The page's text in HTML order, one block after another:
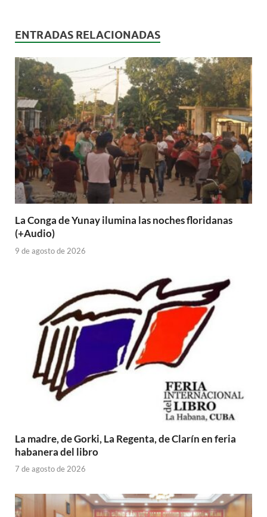
ENTRADAS RELACIONADAS
La Conga de Yunay ilumina las noches floridanas
(+Audio)
9 de agosto de 2026
La madre, de Gorki, La Regenta, de Clarín en feria
habanera del libro
7 de agosto de 2026